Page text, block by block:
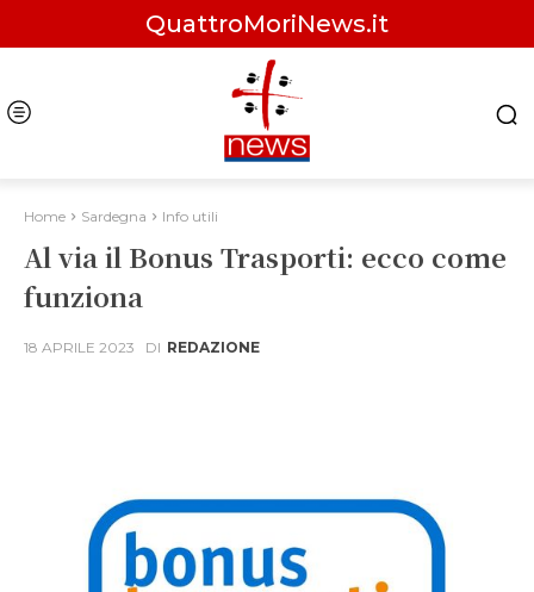
QuattroMoriNews.it
Home Sardegna Info utili
Al via il Bonus Trasporti: ecco come
funziona
18 APRILE 2023 DI REDAZIONE